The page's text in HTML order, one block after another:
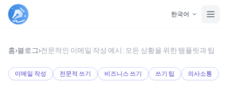
한국어
홈›블로그›전문적인 이메일 작성 예시: 모든 상황을 위한 템플릿과 팁
이메일 작성 전문적 쓰기 비즈니스 쓰기 쓰기 팁 의사소통